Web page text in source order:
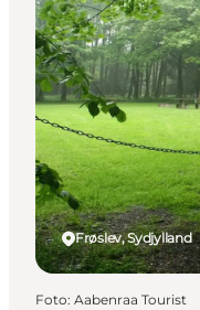
Frøslev, Sydjylland
Foto: Aabenraa Tourist